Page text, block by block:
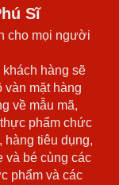
Sĩ
cho mọi người
khách hàng sẽ
mặt hàng
về mẫu mã,
phẩm chức
hàng tiêu dụng,
và bé cùng các
phẩm và các